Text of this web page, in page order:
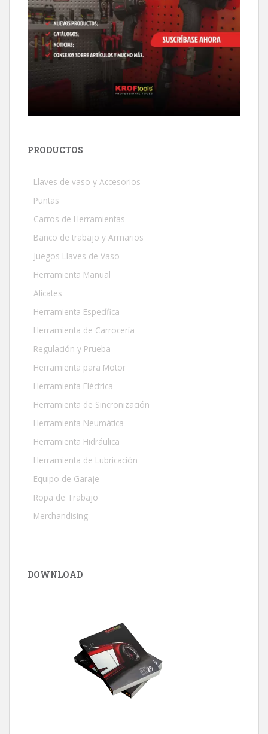
PRODUCTOS
Llaves de vaso y Accesorios
Puntas
Carros de Herramientas
Banco de trabajo y Armarios
Juegos Llaves de Vaso
Herramienta Manual
Alicates
Herramienta Específica
Herramienta de Carrocería
Regulación y Prueba
Herramienta para Motor
Herramienta Eléctrica
Herramienta de Sincronización
Herramienta Neumática
Herramienta Hidráulica
Herramienta de Lubricación
Equipo de Garaje
Ropa de Trabajo
Merchandising
DOWNLOAD